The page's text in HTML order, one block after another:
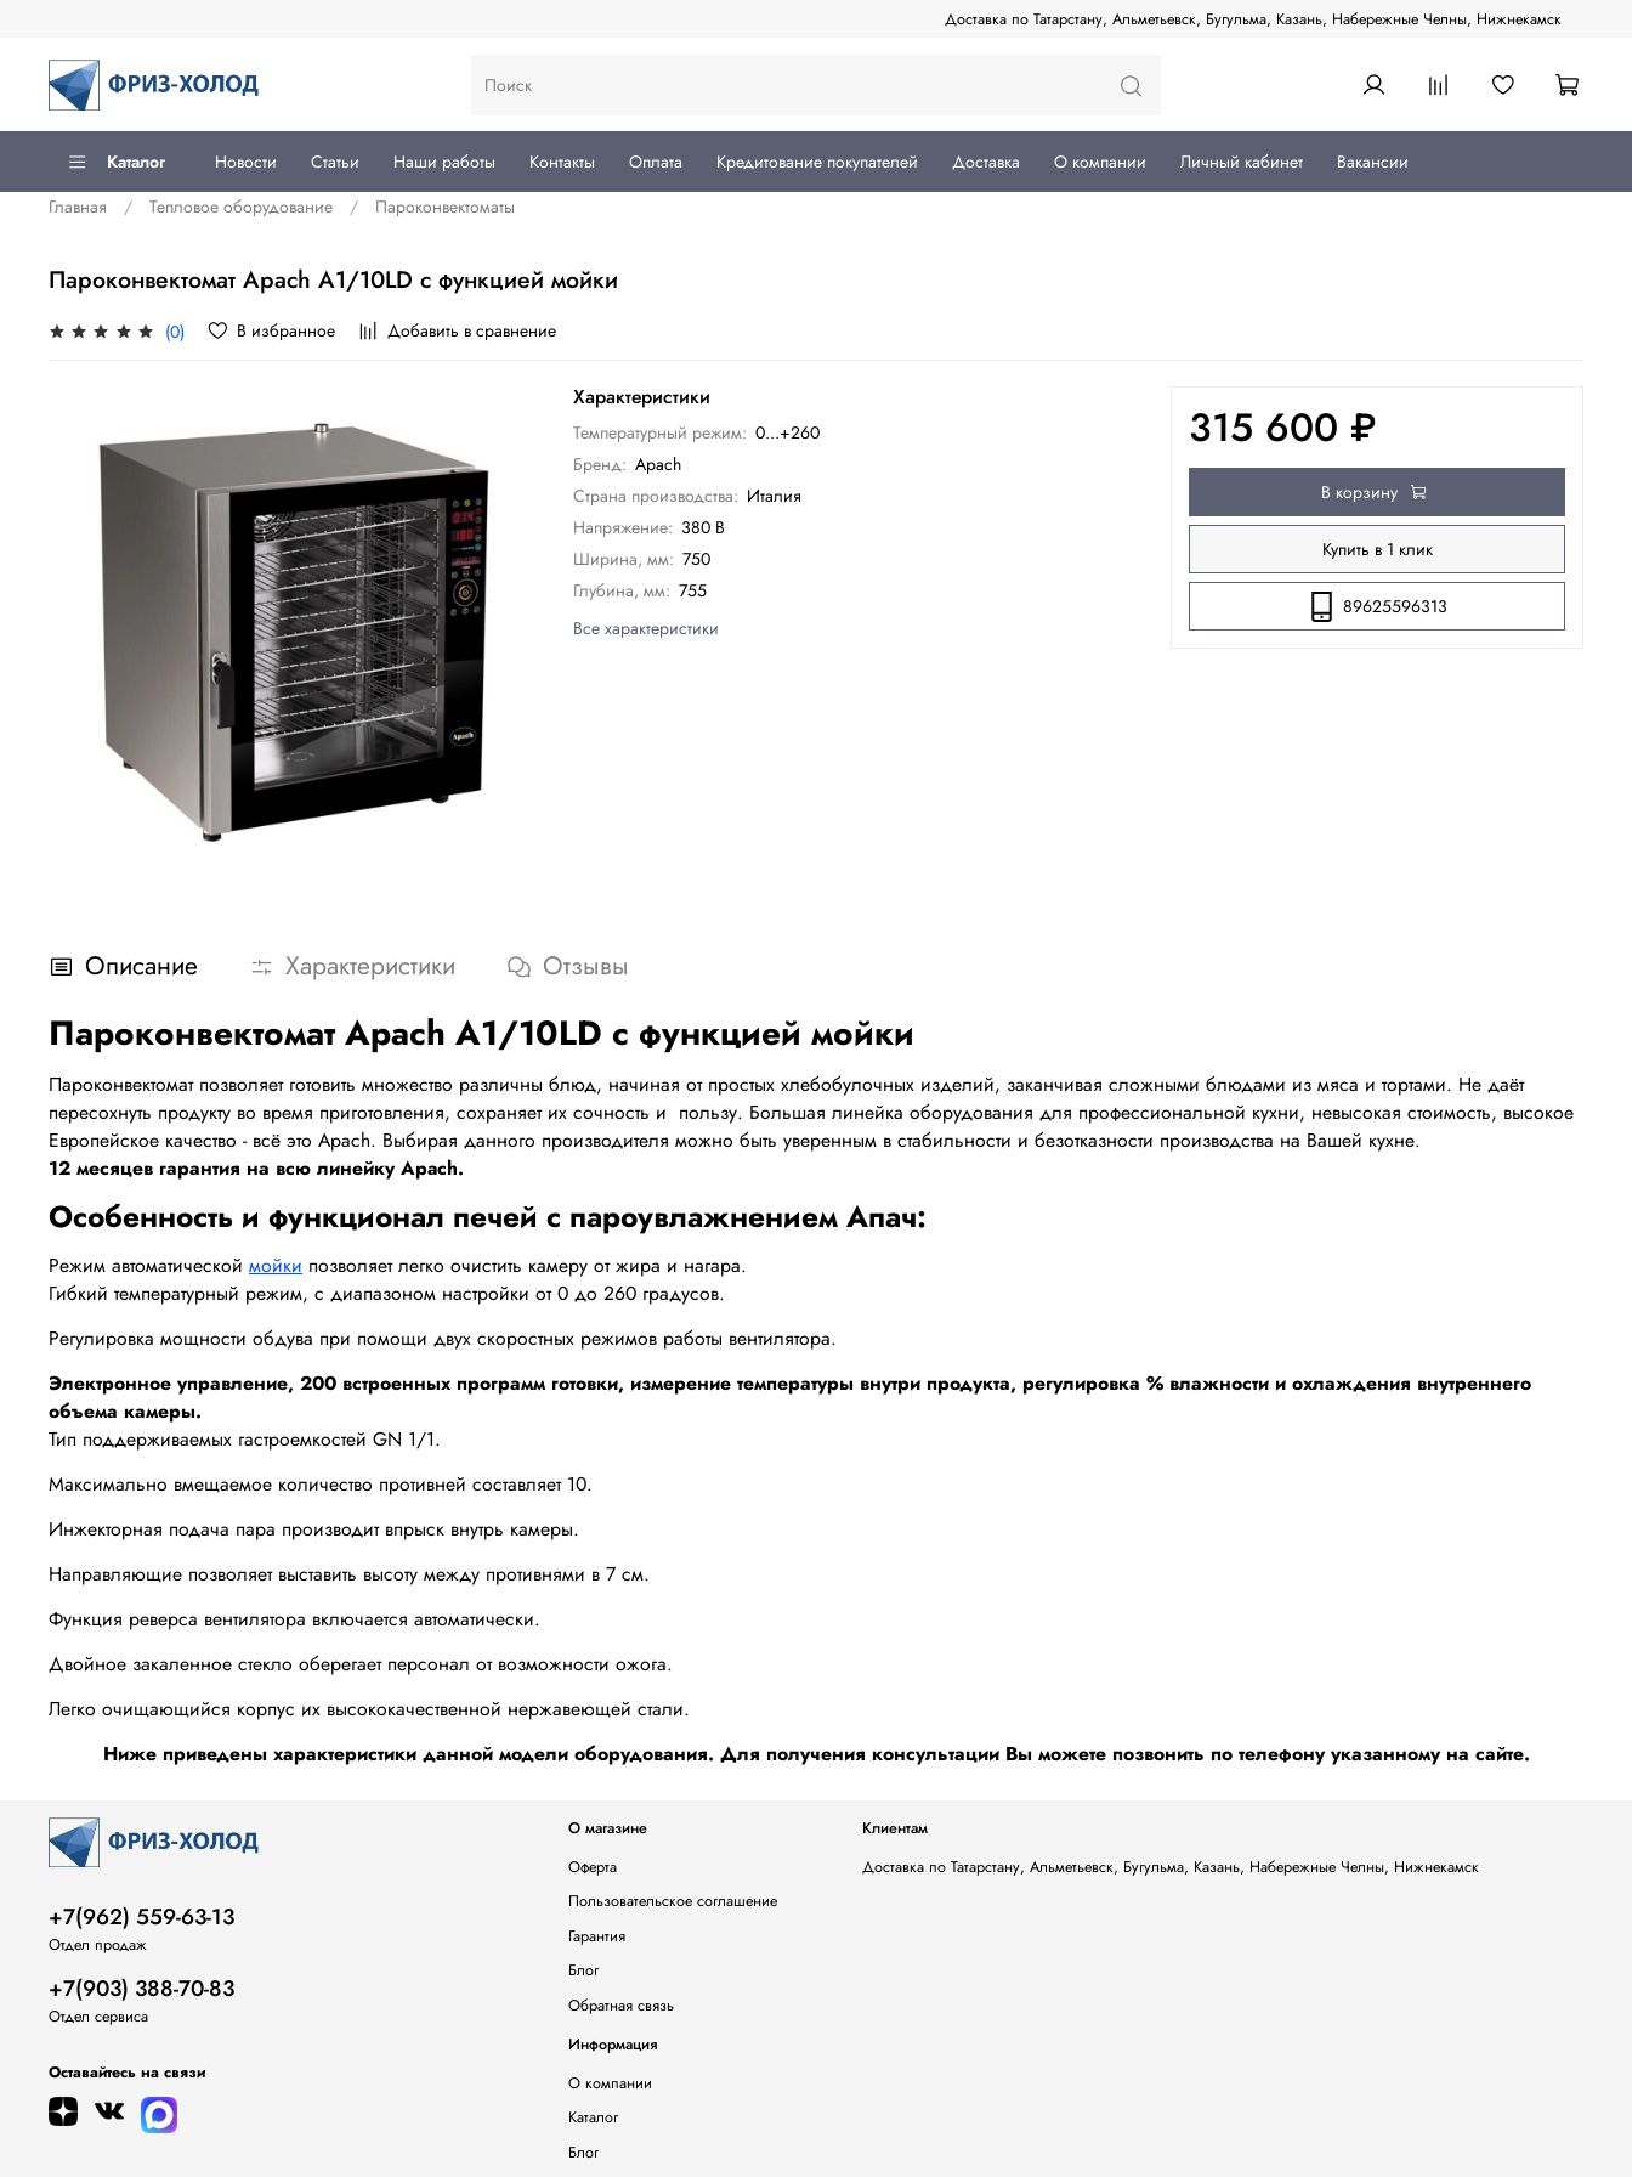
Доставка по Татарстану, Альметьевск, Бугульма, Казань, Набережные Челны, Нижнекамск
Каталог Новости Статьи Наши работы Контакты Оплата Кредитование покупателей Доставка О компании Личный кабинет
Вакансии
Главная
Тепловое оборудование Пароконвектоматы
Пароконвектомат Apach A1/10LD с функцией мойки
(0) В избранное Добавить в сравнение
Характеристики
Температурный режим: 0...+260
Бренд: Apach
Страна производства: Италия
Напряжение: 380 В
Ширина, мм: 750
Глубина, мм: 755
Все характеристики
315 600 ₽
В корзину
Купить в 1 клик
89625596313
Описание Характеристики Отзывы
Пароконвектомат Apach A1/10LD с функцией мойки
Пароконвектомат позволяет готовить множество различны блюд, начиная от простых хлебобулочных изделий, заканчивая сложными блюдами из мяса и тортами. Не даёт
пересохнуть продукту во время приготовления, сохраняет их сочность и пользу. Большая линейка оборудования для профессиональной кухни, невысокая стоимость, высокое
Европейское качество - всё это Apach. Выбирая данного производителя можно быть уверенным в стабильности и безотказности производства на Вашей кухне.
12 месяцев гарантия на всю линейку Apach.
Особенность и функционал печей с пароувлажнением Апач:
Режим автоматической мойки позволяет легко очистить камеру от жира и нагара.
Гибкий температурный режим, с диапазоном настройки от 0 до 260 градусов.
Регулировка мощности обдува при помощи двух скоростных режимов работы вентилятора.
Электронное управление, 200 встроенных программ готовки, измерение температуры внутри продукта, регулировка % влажности и охлаждения внутреннего
объема камеры.
Тип поддерживаемых гастроемкостей GN 1/1.
Максимально вмещаемое количество противней составляет 10.
Инжекторная подача пара производит впрыск внутрь камеры.
Направляющие позволяет выставить высоту между противнями в 7 см.
Функция реверса вентилятора включается автоматически.
Двойное закаленное стекло оберегает персонал от возможности ожога.
Легко очищающийся корпус их высококачественной нержавеющей стали.
Ниже приведены характеристики данной модели оборудования. Для получения консультации Вы можете позвонить по телефону указанному на сайте.
О магазине
Оферта
Пользовательское соглашение
Гарантия
Блог
Обратная связь
Клиентам
Доставка по Татарстану, Альметьевск, Бугульма, Казань, Набережные Челны, Нижнекамск
Информация
О компании
Каталог
Блог
+7(962) 559-63-13
Отдел продаж
+7(903) 388-70-83
Отдел сервиса
Оставайтесь на связи